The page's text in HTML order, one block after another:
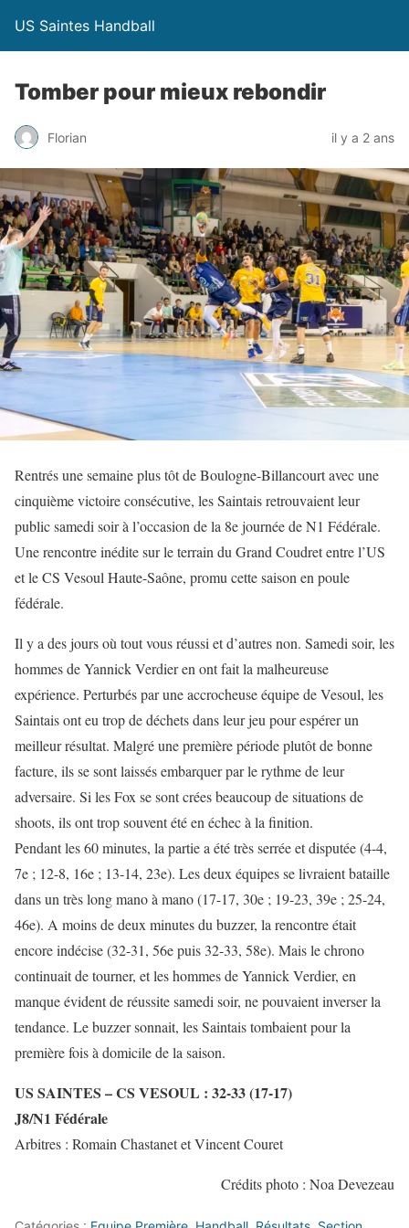
US Saintes Handball
Tomber pour mieux rebondir
Florian il y a 2 ans
Rentrés une semaine plus tôt de Boulogne-Billancourt avec une
cinquième victoire consécutive, les Saintais retrouvaient leur
public samedi soir à l’occasion de la 8e journée de N1 Fédérale.
Une rencontre inédite sur le terrain du Grand Coudret entre l’US
et le CS Vesoul Haute-Saône, promu cette saison en poule
fédérale.
Il y a des jours où tout vous réussi et d’autres non. Samedi soir, les
hommes de Yannick Verdier en ont fait la malheureuse
expérience. Perturbés par une accrocheuse équipe de Vesoul, les
Saintais ont eu trop de déchets dans leur jeu pour espérer un
meilleur résultat. Malgré une première période plutôt de bonne
facture, ils se sont laissés embarquer par le rythme de leur
adversaire. Si les Fox se sont crées beaucoup de situations de
shoots, ils ont trop souvent été en échec à la finition.
Pendant les 60 minutes, la partie a été très serrée et disputée (4-4,
7e ; 12-8, 16e ; 13-14, 23e). Les deux équipes se livraient bataille
dans un très long mano à mano (17-17, 30e ; 19-23, 39e ; 25-24,
46e). A moins de deux minutes du buzzer, la rencontre était
encore indécise (32-31, 56e puis 32-33, 58e). Mais le chrono
continuait de tourner, et les hommes de Yannick Verdier, en
manque évident de réussite samedi soir, ne pouvaient inverser la
tendance. Le buzzer sonnait, les Saintais tombaient pour la
première fois à domicile de la saison.
US SAINTES – CS VESOUL : 32-33 (17-17)
J8/N1 Fédérale
Arbitres : Romain Chastanet et Vincent Couret
Crédits photo : Noa Devezeau